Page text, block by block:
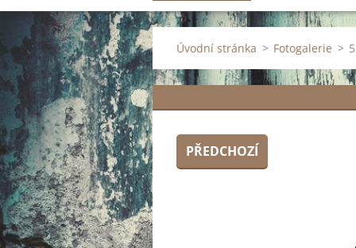
Úvodní stránka > Fotogalerie >
PŘEDCHOZÍ